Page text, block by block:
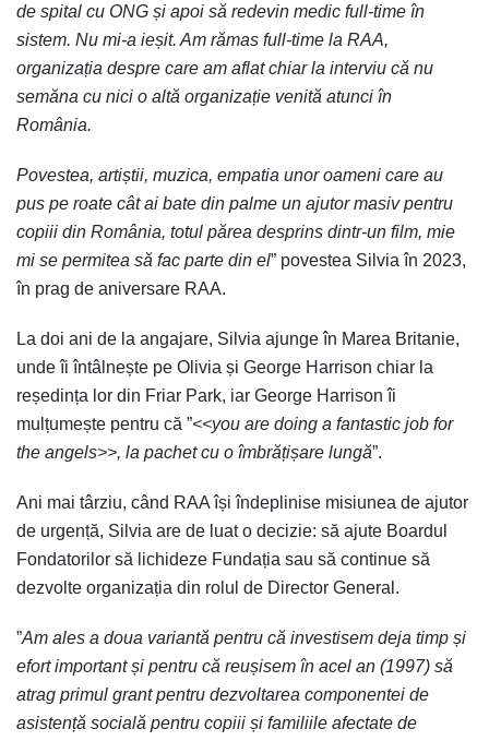
de spital cu ONG și apoi să redevin medic full-time în
sistem. Nu mi-a ieșit. Am rămas full-time la RAA,
organizația despre care am aflat chiar la interviu că nu
semăna cu nici o altă organizație venită atunci în
România.
Povestea, artiștii, muzica, empatia unor oameni care au
pus pe roate cât ai bate din palme un ajutor masiv pentru
copiii din România, totul părea desprins dintr-un film, mie
mi se permitea să fac parte din el” povestea Silvia în 2023,
în prag de aniversare RAA.
La doi ani de la angajare, Silvia ajunge în Marea Britanie,
unde îi întâlnește pe Olivia și George Harrison chiar la
reședința lor din Friar Park, iar George Harrison îi
mulțumește pentru că ”<<you are doing a fantastic job for
the angels>>, la pachet cu o îmbrățișare lungă”.
Ani mai târziu, când RAA își îndeplinise misiunea de ajutor
de urgență, Silvia are de luat o decizie: să ajute Boardul
Fondatorilor să lichideze Fundația sau să continue să
dezvolte organizația din rolul de Director General.
”Am ales a doua variantă pentru că investisem deja timp și
efort important și pentru că reușisem în acel an (1997) să
atrag primul grant pentru dezvoltarea componentei de
asistență socială pentru copiii și familiile afectate de